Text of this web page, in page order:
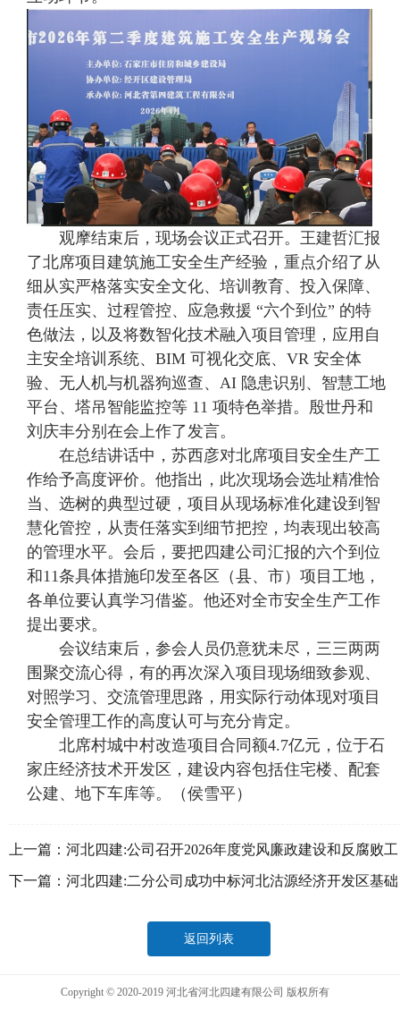
观摩结束后，现场会议正式召开。王建哲汇报
了北席项目建筑施工安全生产经验，重点介绍了从
细从实严格落实安全文化、培训教育、投入保障、
责任压实、过程管控、应急救援 “六个到位” 的特
色做法，以及将数智化技术融入项目管理，应用自
主安全培训系统、BIM 可视化交底、VR 安全体
验、无人机与机器狗巡查、AI 隐患识别、智慧工地
平台、塔吊智能监控等 11 项特色举措。殷世丹和
刘庆丰分别在会上作了发言。
在总结讲话中，苏西彦对北席项目安全生产工
作给予高度评价。他指出，此次现场会选址精准恰
当、选树的典型过硬，项目从现场标准化建设到智
慧化管控，从责任落实到细节把控，均表现出较高
的管理水平。会后，要把四建公司汇报的六个到位
和11条具体措施印发至各区（县、市）项目工地，
各单位要认真学习借鉴。他还对全市安全生产工作
提出要求。
会议结束后，参会人员仍意犹未尽，三三两两
围聚交流心得，有的再次深入项目现场细致参观、
对照学习、交流管理思路，用实际行动体现对项目
安全管理工作的高度认可与充分肯定。
北席村城中村改造项目合同额4.7亿元，位于石
家庄经济技术开发区，建设内容包括住宅楼、配套
公建、地下车库等。（侯雪平）
上一篇： 河北四建:公司召开2026年度党风廉政建设和反腐败工
作会议
下一篇： 河北四建:二分公司成功中标河北沽源经济开发区基础
返回列表
Copyright © 2020-2019 河北省河北四建有限公司 版权所有